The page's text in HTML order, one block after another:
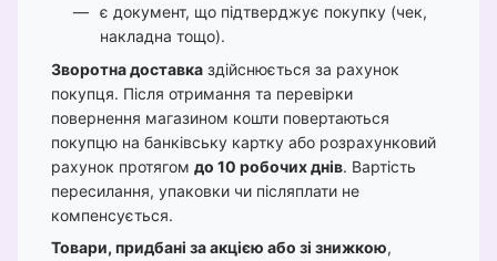
є документ, що підтверджує покупку (чек,
накладна тощо).
Зворотна доставка здійснюється за рахунок
покупця. Після отримання та перевірки
повернення магазином кошти повертаються
покупцю на банківську картку або розрахунковий
рахунок протягом до 10 робочих днів. Вартість
пересилання, упаковки чи післяплати не
компенсується.
Товари, придбані за акцією або зі знижкою,